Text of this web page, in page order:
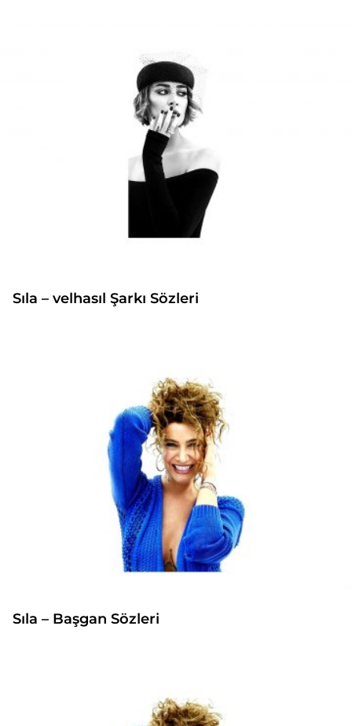
Sıla – velhasıl Şarkı Sözleri
Sıla – Başgan Sözleri